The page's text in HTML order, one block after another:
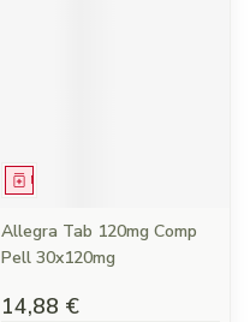
Médicament
Allegra Tab 120mg Comp
Pell 30x120mg
14,88 €